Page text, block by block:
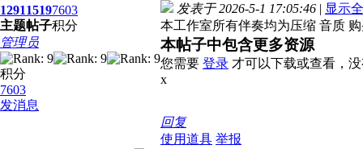
1291
主题
1519
帖子
7603
积分
管理员
积分
7603
发消息
发表于 2026-5-1 17:05:46 | 显示
本工作室所有伴奏均为压缩 音质
本帖子中包含更多资源
您需要 登录 才可以下载或查看，
x
回复
使用道具 举报